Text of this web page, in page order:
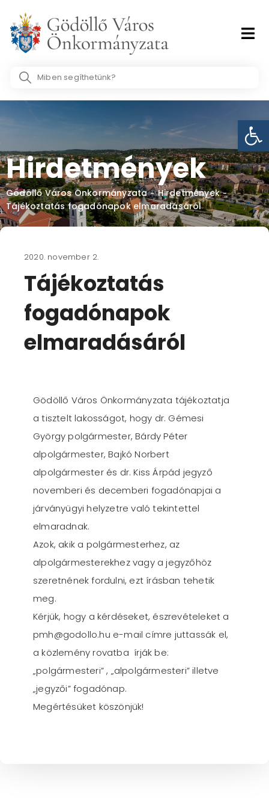
content
Search
Hirdetmények
Gödöllő Város Önkormányzata - Hirdetmények -
Tájékoztatás fogadónapok elmaradásáról
2020. november 2.
Tájékoztatás
fogadónapok
elmaradásáról
Gödöllő Város Önkormányzata tájékoztatja
a tisztelt lakosságot, hogy dr. Gémesi
György polgármester, Bárdy Péter
alpolgármester, Bajkó Norbert
alpolgármester és dr. Kiss Árpád jegyző
novemberi és decemberi fogadónapjai a
járványügyi helyzetre való tekintettel
elmaradnak.
Azok, akik a polgármesterhez, az
alpolgármesterekhez vagy a jegyzőhöz
szeretnének fordulni, ezt írásban tehetik
meg.
Kérjük, hogy a kérdéseket, észrevételeket a
pmh@godollo.hu e-mail címre juttassák el,
a közlemény rovatba írják be:
„polgármesteri” , „alpolgármesteri” illetve
„jegyzői” fogadónap.
Megértésüket köszönjük!